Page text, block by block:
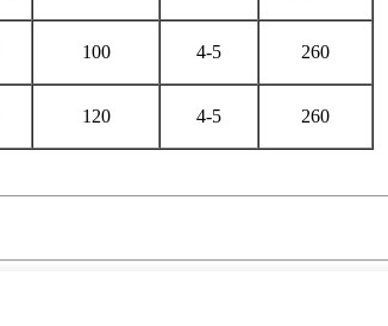
100 4-5 260
120 4-5 260